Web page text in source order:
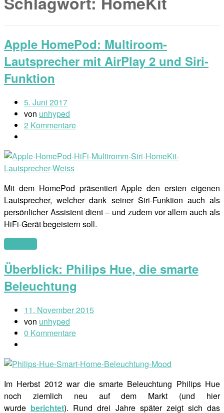
Apple HomePod: Multiroom-
Lautsprecher mit AirPlay 2 und Siri-
Funktion
5. Juni 2017
von unhyped
2 Kommentare
Mit dem HomePod präsentiert Apple den ersten eigenen
Lautsprecher, welcher dank seiner Siri-Funktion auch als
persönlicher Assistent dient – und zudem vor allem auch als
HiFi-Gerät begeistern soll.
Überblick: Philips Hue, die smarte
Beleuchtung
11. November 2015
von unhyped
0 Kommentare
Im Herbst 2012 war die smarte Beleuchtung Philips Hue
noch ziemlich neu auf dem Markt (und hier
wurde berichtet). Rund drei Jahre später zeigt sich das